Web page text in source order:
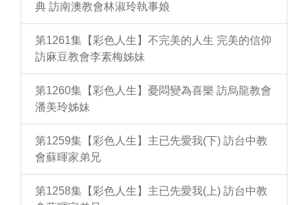
典 訪南澳教會林淑玲執事娘
第1261集【彩色人生】不完美的人生 完美的信仰
訪麻豆教會李素梅姊妹
第1260集【彩色人生】憂悶變為喜樂 訪烏龍教會
潘美玲姊妹
第1259集【彩色人生】主已先愛我(下) 訪台中教
會蘇暉家弟兄
第1258集【彩色人生】主已先愛我(上) 訪台中教